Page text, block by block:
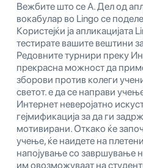
Вежбите што се А. Дел од
вокабулар во Lingo се
Користејќи ја апликацијата
тестирате вашите вештини
Редовните турнири преку
прекрасна можност да
зборови против колеги
светот. е да се направи
Интернет неверојатно
гејмификација за да ги
мотивирани. Откако ќе
учење, ќе наидете на
напојување со завршување
им овозможуваат на